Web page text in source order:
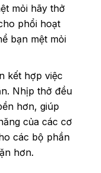
mỏi hãy thở
phổi hoạt
bạn mệt mỏi
kết hợp việc
Nhịp thở đều
hơn, giúp
của các cơ
các bộ phần
hơn.